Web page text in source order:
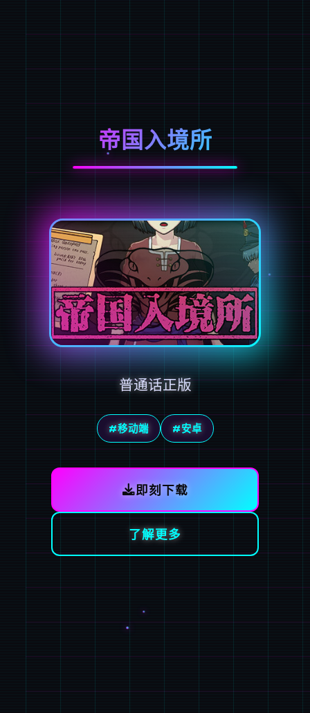
帝国入境所
普通话正版
#移动端 #安卓
即刻下载
了解更多